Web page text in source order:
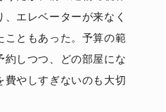
エレベーターが来なく
こともあった。予算の範
約しつつ、どの部屋にな
費やしすぎないのも大切